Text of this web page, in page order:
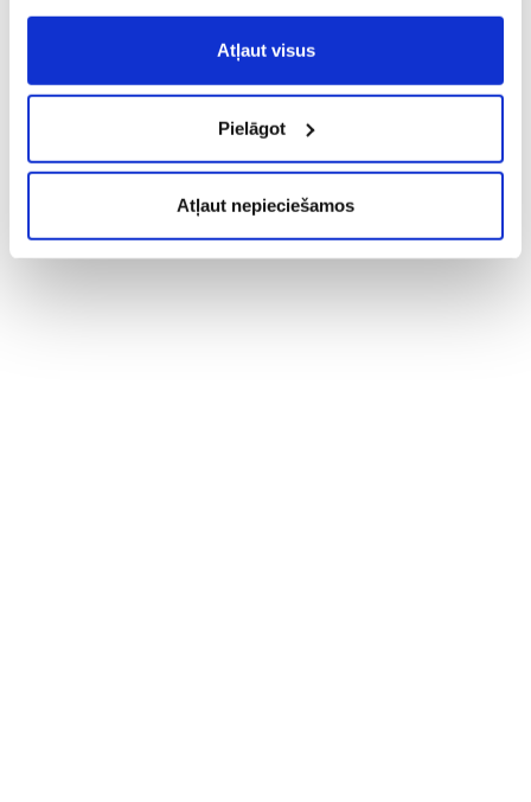
noteikumiem(saīsināti - VVLN).
Atļaut visus
Pielāgot
Atļaut nepieciešamos